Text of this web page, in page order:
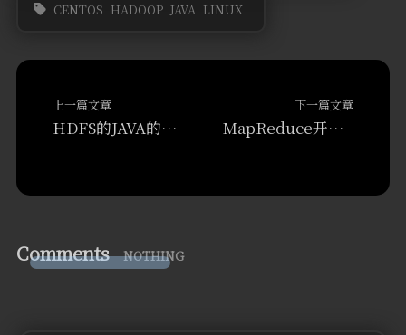
CENTOS HADOOP JAVA LINUX
上一篇文章
HDFS的JAVA的部分API操作代码
下一篇文章
MapReduce开启压缩算法对结果进行压缩
Comments NOTHING